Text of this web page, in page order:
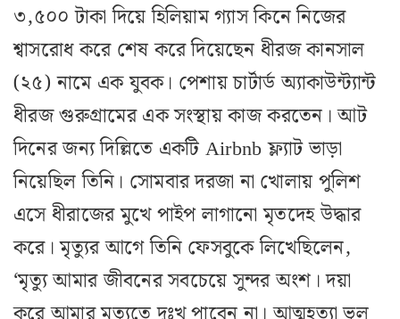
৩,৫০০ টাকা দিয়ে হিলিয়াম গ্যাস কিনে নিজের
শ্বাসরোধ করে শেষ করে দিয়েছেন ধীরজ কানসাল
(২৫) নামে এক যুবক। পেশায় চার্টার্ড অ্যাকাউন্ট্যান্ট
ধীরজ গুরুগ্রামের এক সংস্থায় কাজ করতেন। আট
দিনের জন্য দিল্লিতে একটি Airbnb ফ্ল্যাট ভাড়া
নিয়েছিল তিনি। সোমবার দরজা না খোলায় পুলিশ
এসে ধীরাজের মুখে পাইপ লাগানো মৃতদেহ উদ্ধার
করে। মৃত্যুর আগে তিনি ফেসবুকে লিখেছিলেন,
‘মৃত্যু আমার জীবনের সবচেয়ে সুন্দর অংশ। দয়া